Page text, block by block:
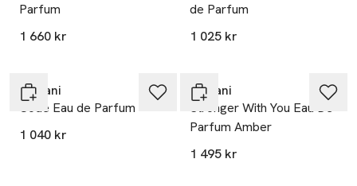
Parfum
1 660 kr
de Parfum
1 025 kr
Armani
Code Eau de Parfum
1 040 kr
Armani
Stronger With You Eau De
Parfum Amber
1 495 kr